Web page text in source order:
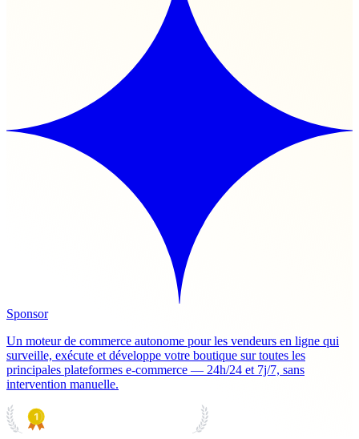
Sponsor
Un moteur de commerce autonome pour les vendeurs en ligne qui
surveille, exécute et développe votre boutique sur toutes les
principales plateformes e-commerce — 24h/24 et 7j/7, sans
intervention manuelle.